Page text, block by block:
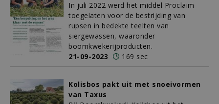
In juli 2022 werd het middel Proclaim
toegelaten voor de bestrijding van
rupsen in bedekte teelten van
siergewassen, waaronder
boomkwekerijproducten.
21-09-2023
169 sec
Kolisbos pakt uit met snoeivormen
van Taxus